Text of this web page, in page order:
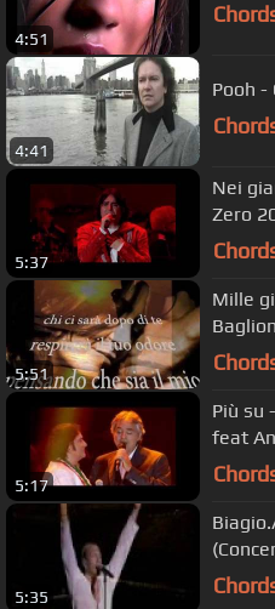
4:51
4:41
Pooh -
5:37
Nei
Zero
Biondi
5:51
Mille
5:17
Più su
feat
5:35